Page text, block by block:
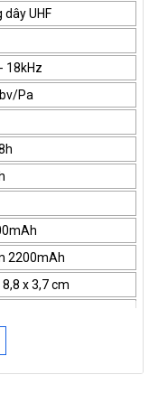
dây UHF
18kHz
Pa
2200mAh
8,8 x 3,7 cm